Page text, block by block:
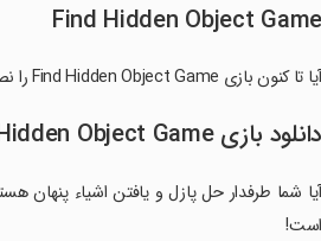
Find Hidden Object Game
آیا تا کنون بازی Find Hidden Object Game را نصب کرده‌اید؟ این بازی با مراحل جذاب و گیم‌پلی سرگرم‌کننده خود، شما را ساعت‌ها درگیر می‌کند.
دانلود بازی Find Hidden Object Game
آیا شما طرفدار حل پازل و یافتن اشیاء پنهان
است!